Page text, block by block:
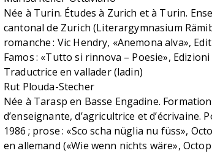
Née à Turin. Études à Zurich et à Turin.
cantonal de Zurich (Literargymnasium
romanche : Vic Hendry, «Anemona alva»,
Famos : «Tutto si rinnova – Poesie»,
Traductrice en vallader (ladin)
Rut Plouda-Stecher
Née à Tarasp en Basse Engadine.
d’enseignante, d’agricultrice et d’écrivaine.
1986 ; prose : «Sco scha nüglia nu füss»,
en allemand («Wie wenn nichts wäre»,